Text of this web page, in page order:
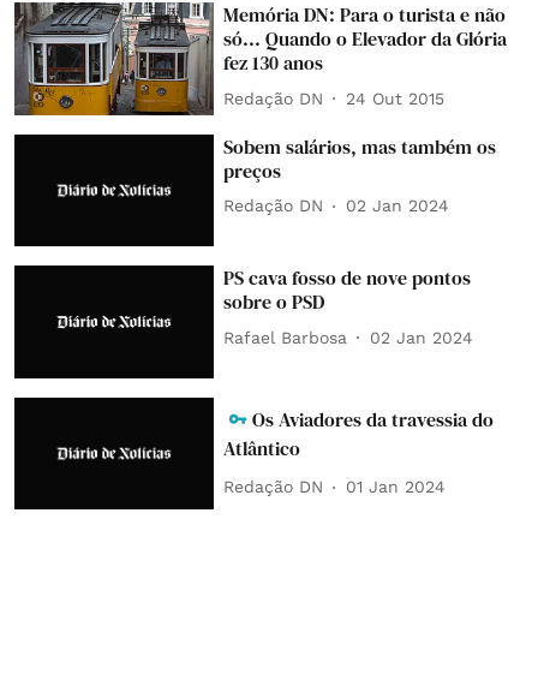
Memória DN: Para o turista e não
só... Quando o Elevador da Glória
fez 130 anos
Redação DN 24 Out 2015
Sobem salários, mas também os
preços
Redação DN 02 Jan 2024
PS cava fosso de nove pontos
sobre o PSD
Rafael Barbosa 02 Jan 2024
Os Aviadores da travessia do
Atlântico
Redação DN 01 Jan 2024